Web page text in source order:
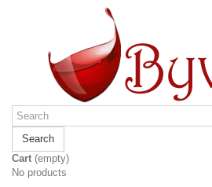
Search
Cart (empty)
No products